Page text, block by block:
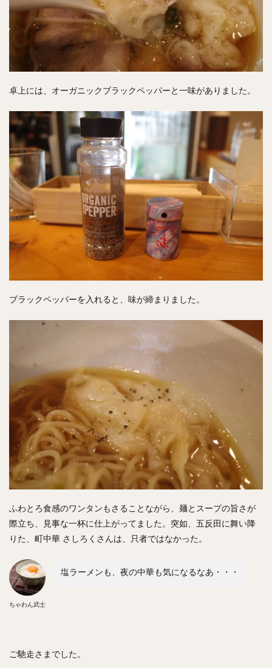
卓上には、オーガニックブラックペッパーと一味がありました。
ブラックペッパーを入れると、味が締まりました。
ふわとろ食感のワンタンもさることながら、麺とスープの旨さが
際立ち、見事な一杯に仕上がってました。突如、五反田に舞い降
りた、町中華 さしろくさんは、只者ではなかった。
ちゃわん武士
塩ラーメンも、夜の中華も気になるなあ・・・
ご馳走さまでした。